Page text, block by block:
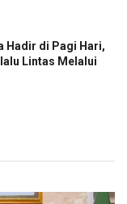
Hadir di Pagi Hari,
Lintas Melalui